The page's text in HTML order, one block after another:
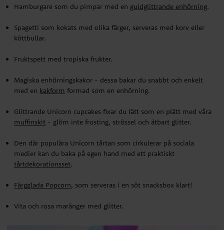
Hamburgare som du pimpar med en guldglittrande enhörning.
Spagetti som kokats med olika färger, serveras med korv eller
köttbullar.
Fruktspett med tropiska frukter.
Magiska enhörningskakor - dessa bakar du snabbt och enkelt
med en kakform formad som en enhörning.
Glittrande Unicorn cupcakes fixar du lätt som en plätt med våra
muffinskit - glöm inte frosting, strössel och ätbart glitter.
Den där populära Unicorn tårtan som cirkulerar på sociala
medier kan du baka på egen hand med ett praktiskt
tårtdekorationsset.
Färgglada Popcorn, som serveras i en söt snacksbox klart!
Vita och rosa maränger med glitter.